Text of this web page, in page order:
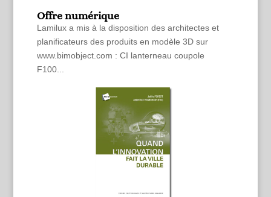
Offre numérique
Lamilux a mis à la disposition des architectes et
planificateurs des produits en modèle 3D sur
www.bimobject.com : CI lanterneau coupole
F100...